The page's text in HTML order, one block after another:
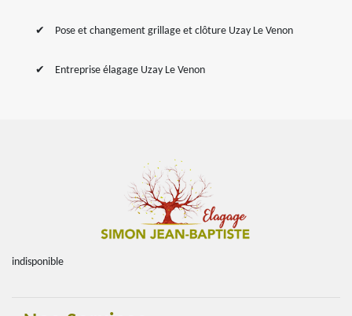
Pose et changement grillage et clôture Uzay Le Venon
Entreprise élagage Uzay Le Venon
indisponible